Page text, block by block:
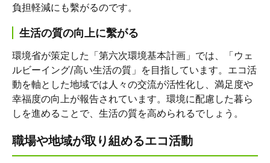
負担軽減にも繫がるのです。
生活の質の向上に繫がる
環境省が策定した「第六次環境基本計画」では、「ウェ
ルビーイング/高い生活の質」を目指しています。エコ活
動を軸とした地域では人々の交流が活性化し、満足度や
幸福度の向上が報告されています。環境に配慮した暮ら
しを進めることで、生活の質を高められるでしょう。
職場や地域が取り組めるエコ活動